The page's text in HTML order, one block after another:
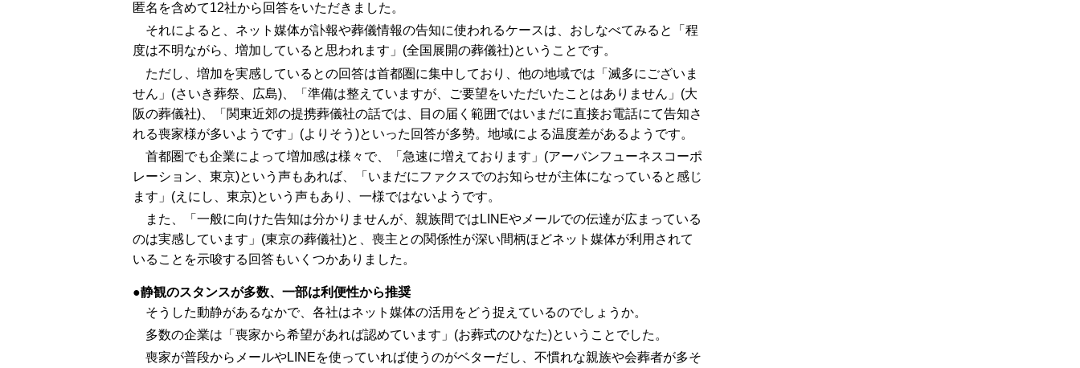
匿名を含めて12社から回答をいただきました。
それによると、ネット媒体が訃報や葬儀情報の告知に使われるケースは、おしなべてみると「程
度は不明ながら、増加していると思われます」(全国展開の葬儀社)ということです。
ただし、増加を実感しているとの回答は首都圏に集中しており、他の地域では「滅多にございま
せん」(さいき葬祭、広島)、「準備は整えていますが、ご要望をいただいたことはありません」(大
阪の葬儀社)、「関東近郊の提携葬儀社の話では、目の届く範囲ではいまだに直接お電話にて告知さ
れる喪家様が多いようです」(よりそう)といった回答が多勢。地域による温度差があるようです。
首都圏でも企業によって増加感は様々で、「急速に増えております」(アーバンフューネスコーポ
レーション、東京)という声もあれば、「いまだにファクスでのお知らせが主体になっていると感じ
ます」(えにし、東京)という声もあり、一様ではないようです。
また、「一般に向けた告知は分かりませんが、親族間ではLINEやメールでの伝達が広まっている
のは実感しています」(東京の葬儀社)と、喪主との関係性が深い間柄ほどネット媒体が利用されて
いることを示唆する回答もいくつかありました。
静観のスタンスが多数、一部は利便性から推奨
そうした動静があるなかで、各社はネット媒体の活用をどう捉えているのでしょうか。
多数の企業は「喪家から希望があれば認めています」(お葬式のひなた)ということでした。
喪家が普段からメールやLINEを使っていれば使うのがベターだし、不慣れな親族や会葬者が多そ